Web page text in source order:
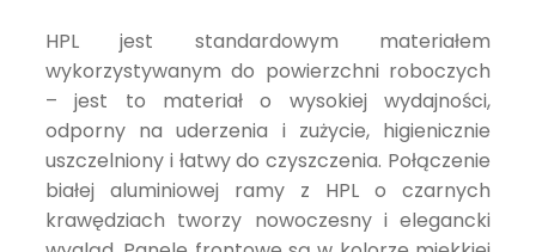
HPL jest standardowym materiałem
wykorzystywanym do powierzchni roboczych
– jest to materiał o wysokiej wydajności,
odporny na uderzenia i zużycie, higienicznie
uszczelniony i łatwy do czyszczenia. Połączenie
białej aluminiowej ramy z HPL o czarnych
krawędziach tworzy nowoczesny i elegancki